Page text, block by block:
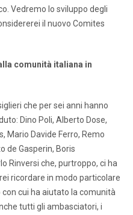
Vedremo lo sviluppo degli
il nuovo Comites
comunità italiana in
che per sei anni hanno
Dino Poli, Alberto Dose,
Mario Davide Ferro, Remo
de Gasperin, Boris
Rinversi che, purtroppo, ci ha
ricordare in modo particolare
cui ha aiutato la comunità
tutti gli ambasciatori, i